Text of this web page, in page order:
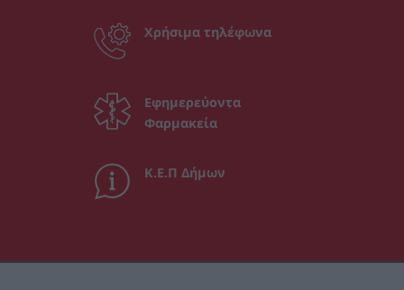
Χρήσιμα τηλέφωνα
Εφημερεύοντα
Φαρμακεία
Κ.Ε.Π Δήμων